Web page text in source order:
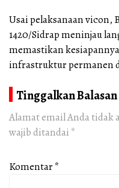
Usai pelaksanaan vicon,
1420/Sidrap meninjau
memastikan
infrastruktur permanen
Tinggalkan Balasan
Alamat email Anda tidak
wajib ditandai *
Komentar*